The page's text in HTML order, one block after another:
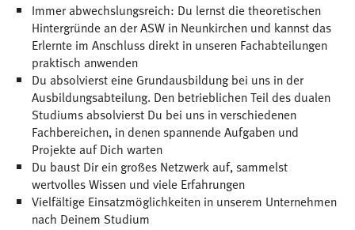
Immer abwechslungsreich: Du lernst die theoretischen
Hintergründe an der ASW in Neunkirchen und kannst das
Erlernte im Anschluss direkt in unseren Fachabteilungen
praktisch anwenden
Du absolvierst eine Grundausbildung bei uns in der
Ausbildungsabteilung. Den betrieblichen Teil des dualen
Studiums absolvierst Du bei uns in verschiedenen
Fachbereichen, in denen spannende Aufgaben und
Projekte auf Dich warten
Du baust Dir ein großes Netzwerk auf, sammelst
wertvolles Wissen und viele Erfahrungen
Vielfältige Einsatzmöglichkeiten in unserem Unternehmen
nach Deinem Studium